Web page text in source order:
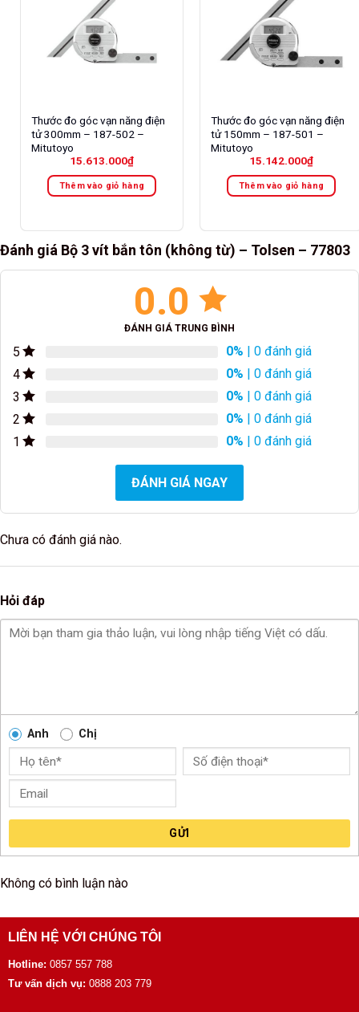
Thước đo góc vạn năng điện
tử 300mm – 187-502 –
Mitutoyo
15.613.000₫
Thêm vào giỏ hàng
Thước đo góc vạn năng điện
tử 150mm – 187-501 –
Mitutoyo
15.142.000₫
Thêm vào giỏ hàng
Đánh giá Bộ 3 vít bắn tôn (không từ) – Tolsen – 77803
0.0
ĐÁNH GIÁ TRUNG BÌNH
5 0% | 0 đánh giá
4
0% | 0 đánh giá
3
0% | 0 đánh giá
2
0% | 0 đánh giá
1
0% | 0 đánh giá
ĐÁNH GIÁ NGAY
Chưa có đánh giá nào.
Hỏi đáp
Anh Chị
GỬI
Không có bình luận nào
LIÊN HỆ VỚI CHÚNG TÔI
Hotline: 0857 557 788
Tư vấn dịch vụ: 0888 203 779